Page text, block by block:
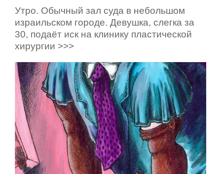
Утро. Обычный зал суда в небольшом
израильском городе. Девушка, слегка за
30, подаёт иск на клинику пластической
хирургии >>>